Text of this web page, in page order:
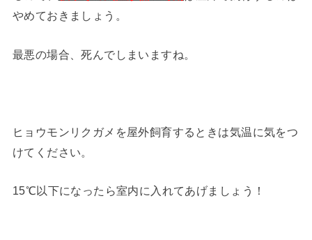
やめておきましょう。
最悪の場合、死んでしまいますね。
ヒョウモンリクガメを屋外飼育するときは気温に気をつ
けてください。
15℃以下になったら室内に入れてあげましょう！